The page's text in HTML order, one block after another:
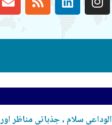
الوداعی سلام ، جذباتی مناظر اور